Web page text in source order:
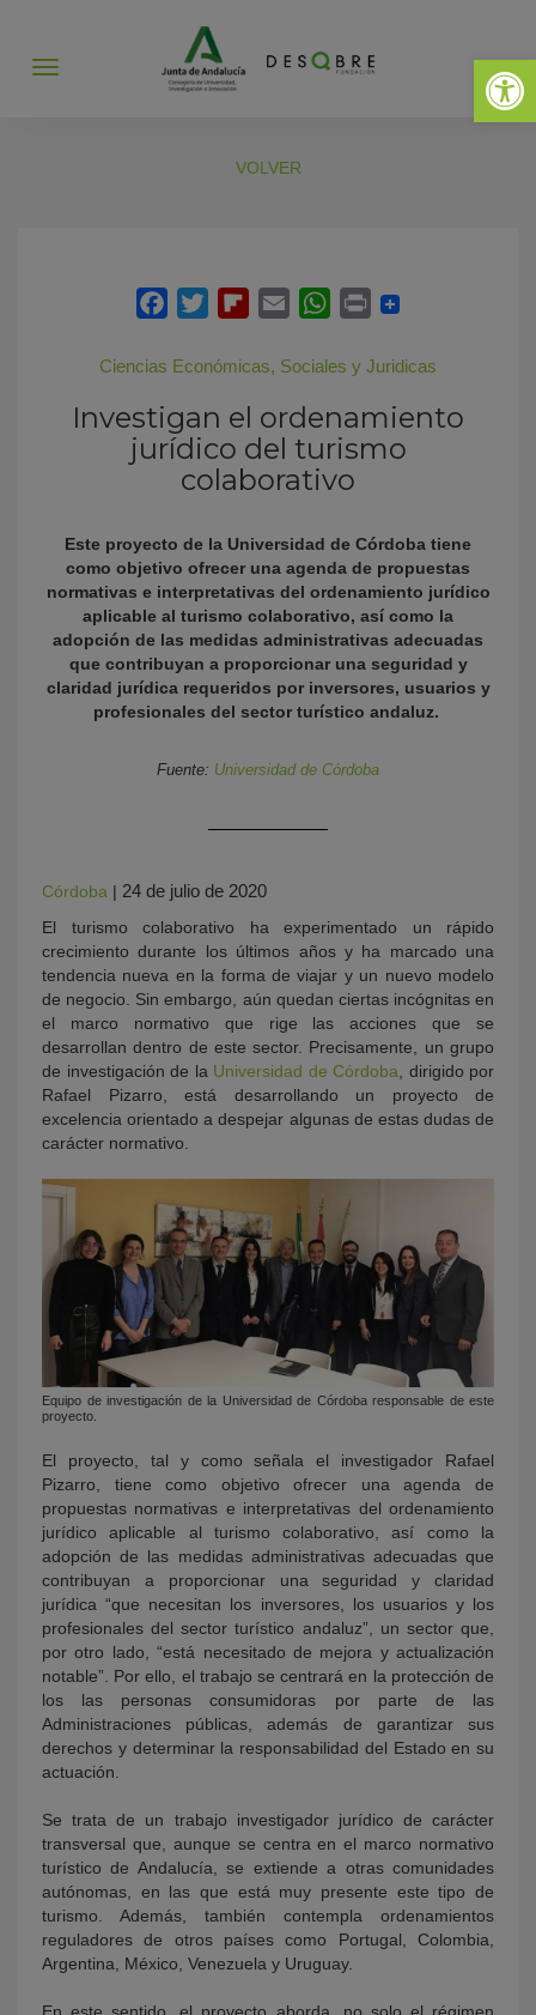
Abrir
Abrir
VOLVER
Ciencias Económicas, Sociales y Juridicas
Investigan el ordenamiento
jurídico del turismo
colaborativo
Este proyecto de la Universidad de Córdoba tiene
como objetivo ofrecer una agenda de propuestas
normativas e interpretativas del ordenamiento jurídico
aplicable al turismo colaborativo, así como la
adopción de las medidas administrativas adecuadas
que contribuyan a proporcionar una seguridad y
claridad jurídica requeridos por inversores, usuarios y
profesionales del sector turístico andaluz.
Fuente: Universidad de Córdoba
Córdoba | 24 de julio de 2020
El turismo colaborativo ha experimentado un rápido
crecimiento durante los últimos años y ha marcado una
tendencia nueva en la forma de viajar y un nuevo modelo
de negocio. Sin embargo, aún quedan ciertas incógnitas en
el marco normativo que rige las acciones que se
desarrollan dentro de este sector. Precisamente, un grupo
de investigación de la Universidad de Córdoba , dirigido por
Rafael Pizarro, está desarrollando un proyecto de
excelencia orientado a despejar algunas de estas dudas de
carácter normativo.
Equipo de investigación de la Universidad de Córdoba responsable de este
proyecto.
El proyecto, tal y como señala el investigador Rafael
Pizarro, tiene como objetivo ofrecer una agenda de
propuestas normativas e interpretativas del ordenamiento
jurídico aplicable al turismo colaborativo, así como la
adopción de las medidas administrativas adecuadas que
contribuyan a proporcionar una seguridad y claridad
jurídica “que necesitan los inversores, los usuarios y los
profesionales del sector turístico andaluz”, un sector que,
por otro lado, “está necesitado de mejora y actualización
notable”. Por ello, el trabajo se centrará en la protección de
los las personas consumidoras por parte de las
Administraciones públicas, además de garantizar sus
derechos y determinar la responsabilidad del Estado en su
actuación.
Se trata de un trabajo investigador jurídico de carácter
transversal que, aunque se centra en el marco normativo
turístico de Andalucía, se extiende a otras comunidades
autónomas, en las que está muy presente este tipo de
turismo. Además, también contempla ordenamientos
reguladores de otros países como Portugal, Colombia,
Argentina, México, Venezuela y Uruguay.